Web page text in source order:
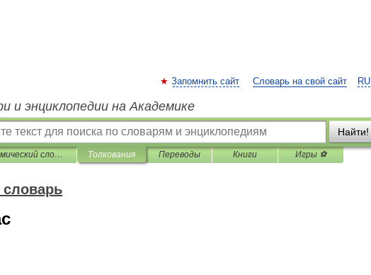
RU
Запомнить сайт Словарь на свой сайт
и энциклопедии на Академике
Найти!
Топонимический словарь Толкования Переводы Книги Игры ⚽